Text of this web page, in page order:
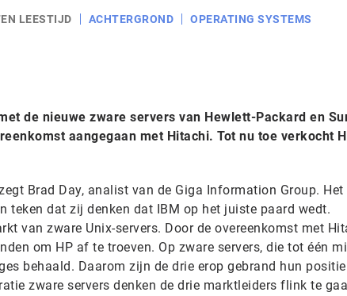
LEESTIJD ACHTERGROND OPERATING SYSTEMS
de nieuwe zware servers van Hewlett-Packard en
aangegaan met Hitachi. Tot nu toe verkocht
Brad Day, analist van de Giga Information Group.
teken dat zij denken dat IBM op het juiste paard wedt.
van zware Unix-servers. Door de overeenkomst met
om HP af te troeven. Op zware servers, die tot één
behaald. Daarom zijn de drie erop gebrand hun
zware servers denken de drie marktleiders flink te